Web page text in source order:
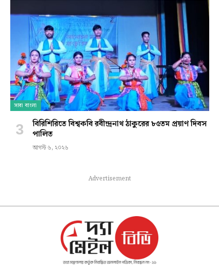
সারা বাংলা
বিরিশিরিতে বিশ্বকবি রবীন্দ্রনাথ ঠাকুরের ৮৫তম প্রয়াণ দিবস
পালিত
আগস্ট ৬, ২০২৬
Advertisement